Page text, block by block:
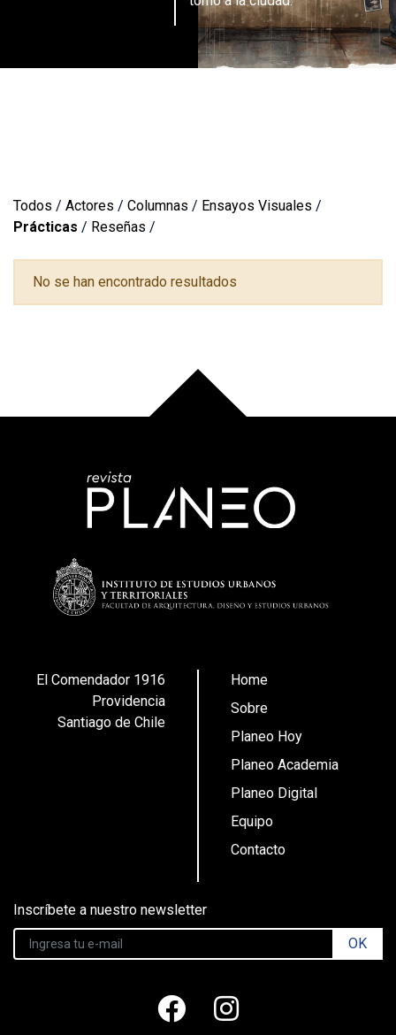
Todos / Actores / Columnas / Ensayos Visuales /
Prácticas / Reseñas /
No se han encontrado resultados
El Comendador 1916
Providencia
Santiago de Chile
Home
Sobre
Planeo Hoy
Planeo Academia
Planeo Digital
Equipo
Contacto
Inscríbete a nuestro newsletter
OK